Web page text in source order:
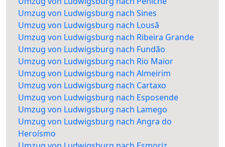
Umzug von Ludwigsburg nach Sines
Umzug von Ludwigsburg nach Lousã
Umzug von Ludwigsburg nach Ribeira Grande
Umzug von Ludwigsburg nach Fundão
Umzug von Ludwigsburg nach Rio Maior
Umzug von Ludwigsburg nach Almeirim
Umzug von Ludwigsburg nach Cartaxo
Umzug von Ludwigsburg nach Esposende
Umzug von Ludwigsburg nach Lamego
Umzug von Ludwigsburg nach Angra do
Heroísmo